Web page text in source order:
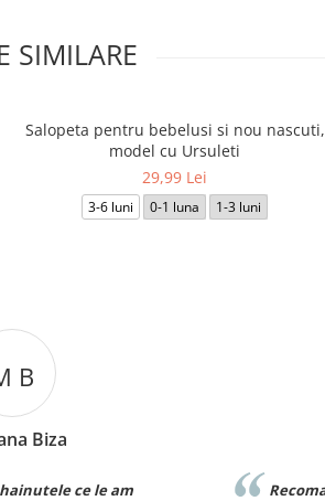
SIMILARE
Salopeta pentru bebelusi si nou nascuti,
model cu Ursuleti
29,99 Lei
3-6 luni 0-1 luna 1-3 luni
Recomand cu drag!